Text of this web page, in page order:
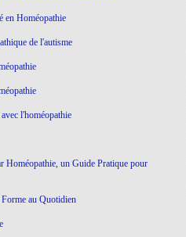
en Homéopathie
de l'autisme
l'homéopathie
Homéopathie, un Guide Pratique pour
au Quotidien